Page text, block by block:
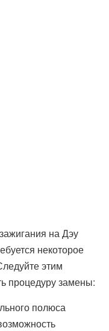
на Дэу
некоторое
этим
процедуру замены:
полюса